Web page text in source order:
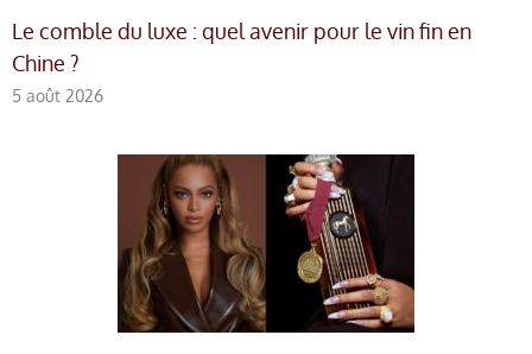
Le comble du luxe : quel avenir pour le vin fin en
Chine ?
5 août 2026